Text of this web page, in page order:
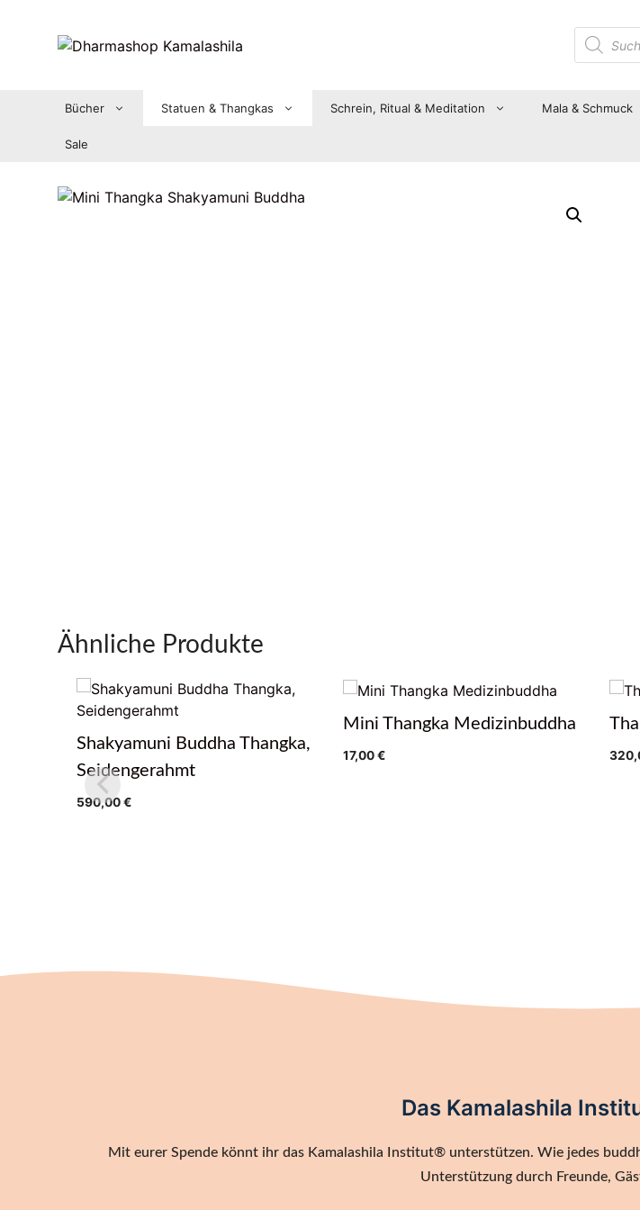
Suche
nach
Bücher Statuen & Thangkas Schrein, Ritual & Meditation Mala & Schmuck
Sale
Ähnliche Produkte
Shakyamuni Buddha Thangka,
Seidengerahmt
590,00€
Mini Thangka Medizinbuddha
17,00€
Das Kamalashila
Mit eurer Spende könnt ihr das Kamalashila Institut® unterstützen. Wie jedes
Unterstützung durch Freunde,